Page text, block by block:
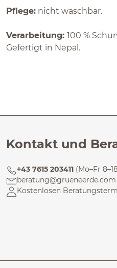
Pflege: nicht waschbar.
Verarbeitung: 100 %
Gefertigt in Nepal.
Kontakt und
+43 7615 203411 (Mo–Fr
beratung@grueneerde.com
Kostenlosen